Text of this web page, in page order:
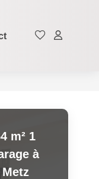
m² 1
à
Metz